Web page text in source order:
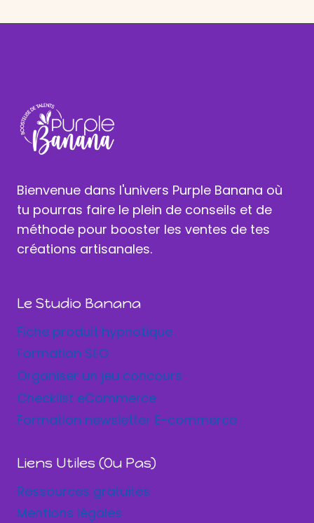
Bienvenue dans l'univers Purple Banana où
tu pourras faire le plein de conseils et de
méthode pour booster les ventes de tes
créations artisanales.
Le Studio Banana
Fiche produit hypnotique
Formation SEO
Organiser un jeu concours
Checklist eCommerce
Formation newsletter E-commerce
Liens Utiles (ou Pas)
Ressources gratuites
Mentions légales